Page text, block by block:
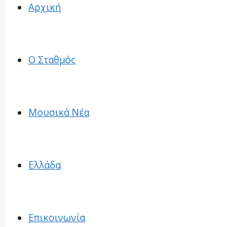
Αρχική
Ο Σταθμός
Μουσικά Νέα
Ελλάδα
Επικοινωνία